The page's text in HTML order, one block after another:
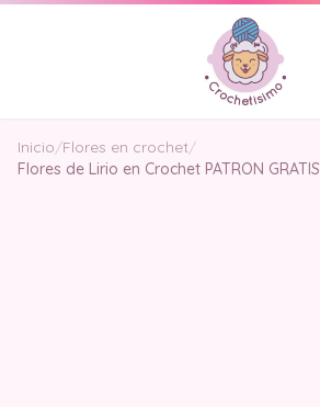
Inicio/Flores en crochet/
Flores de Lirio en Crochet PATRON GRATIS